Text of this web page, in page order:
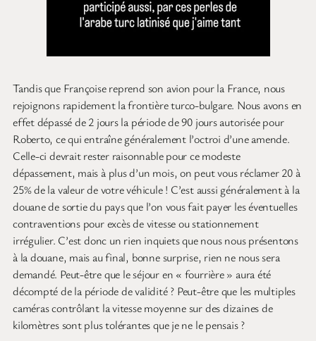
Tandis que Françoise reprend son avion pour la France, nous
rejoignons rapidement la frontière turco-bulgare. Nous avons en
effet dépassé de 2 jours la période de 90 jours autorisée pour
Roberto, ce qui entraîne généralement l’octroi d’une amende.
Celle-ci devrait rester raisonnable pour ce modeste
dépassement, mais à plus d’un mois, on peut vous réclamer 20 à
25% de la valeur de votre véhicule ! C’est aussi généralement à la
douane de sortie du pays que l’on vous fait payer les éventuelles
contraventions pour excès de vitesse ou stationnement
irrégulier. C’est donc un rien inquiets que nous nous présentons
à la douane, mais au final, bonne surprise, rien ne nous sera
demandé. Peut-être que le séjour en « fourrière » aura été
décompté de la période de validité ? Peut-être que les multiples
caméras contrôlant la vitesse moyenne sur des dizaines de
kilomètres sont plus tolérantes que je ne le pensais ?